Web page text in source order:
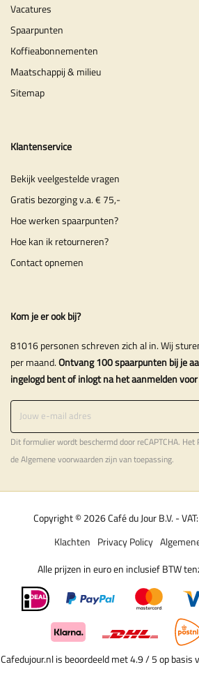
Vacatures
Spaarpunten
Koffieabonnementen
Maatschappij & milieu
Sitemap
Klantenservice
Bekijk veelgestelde vragen
Gratis bezorging v.a. € 75,-
Hoe werken spaarpunten?
Hoe kan ik retourneren?
Contact opnemen
Kom je er ook bij?
81016 personen schreven zich al in. Wij
per maand.Ontvang 100 spaarpunten bij je
ingelogd bent of inlogt na het aanmelden
Dit formulier wordt beschermd door reCAPTCHA. Het
deAlgemene voorwaardenzijn van toepassing.
Copyright © 2026 Café du Jour B.V. -
Privacy Policy
Klachten
Alle prijzen in euro en inclusief BTW
Cafedujour.nl is beoordeeld met 4.9 / 5op basis